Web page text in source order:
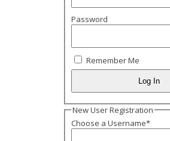
Password
Remember Me
New User Registration
Choose a Username*